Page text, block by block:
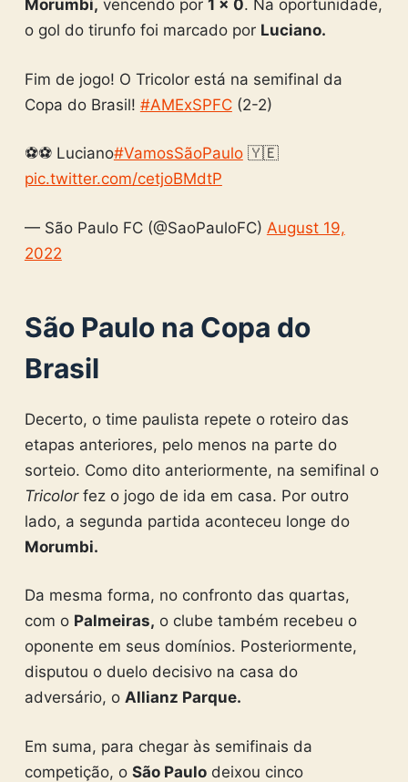
Morumbi, vencendo por 1 x 0. Na oportunidade,
o gol do tirunfo foi marcado por Luciano.
Fim de jogo! O Tricolor está na semifinal da
Copa do Brasil! #AMExSPFC(2-2)
⚽⚽ Luciano#VamosSãoPaulo🇾🇪
pic.twitter.com/cetjoBMdtP
— São Paulo FC (@SaoPauloFC) August 19,
2022
São Paulo na Copa do
Brasil
Decerto, o time paulista repete o roteiro das
etapas anteriores, pelo menos na parte do
sorteio. Como dito anteriormente, na semifinal o
Tricolorfez o jogo de ida em casa. Por outro
lado, a segunda partida aconteceu longe do
Morumbi.
Da mesma forma, no confronto das quartas,
com o Palmeiras, o clube também recebeu o
oponente em seus domínios. Posteriormente,
disputou o duelo decisivo na casa do
adversário, o Allianz Parque.
Em suma, para chegar às semifinais da
competição, o São Paulodeixou cinco